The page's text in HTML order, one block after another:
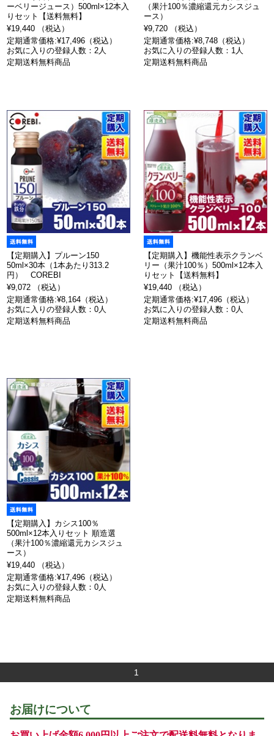
ーベリージュース）500ml×12本入
りセット【送料無料】
¥19,440 （税込）
定期通常価格:¥17,496（税込）
お気に入りの登録人数：2人
定期送料無料商品
（果汁100％濃縮還元カシスジュ
ース）
¥9,720 （税込）
定期通常価格:¥8,748（税込）
お気に入りの登録人数：1人
定期送料無料商品
【定期購入】プルーン150
50ml×30本（1本あたり313.2
円） COREBI
¥9,072 （税込）
定期通常価格:¥8,164（税込）
お気に入りの登録人数：0人
定期送料無料商品
【定期購入】機能性表示クランベ
リー（果汁100％）500ml×12本入
りセット【送料無料】
¥19,440 （税込）
定期通常価格:¥17,496（税込）
お気に入りの登録人数：0人
定期送料無料商品
【定期購入】カシス100％
500ml×12本入りセット 順造選
（果汁100％濃縮還元カシスジュ
ース）
¥19,440 （税込）
定期通常価格:¥17,496（税込）
お気に入りの登録人数：0人
定期送料無料商品
1